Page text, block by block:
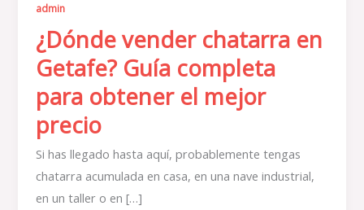
admin
¿Dónde vender chatarra en
Getafe? Guía completa
para obtener el mejor
precio
Si has llegado hasta aquí, probablemente tengas
chatarra acumulada en casa, en una nave industrial,
en un taller o en […]
precio